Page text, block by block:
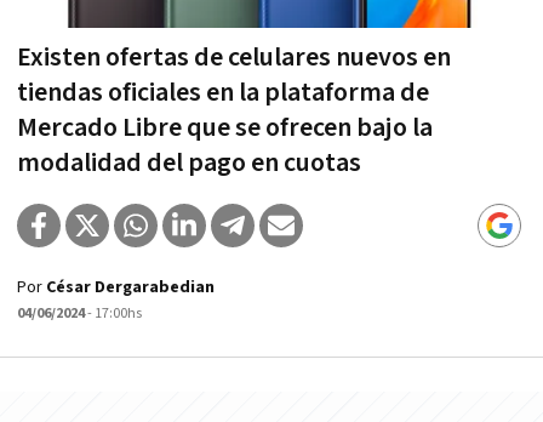
Existen ofertas de celulares nuevos en
tiendas oficiales en la plataforma de
Mercado Libre que se ofrecen bajo la
modalidad del pago en cuotas
Por César Dergarabedian
04/06/2024- 17:00hs